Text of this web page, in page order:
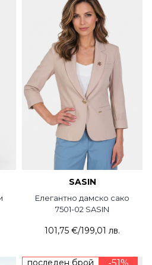
SASIN
Елегантно дамско сако
7501-02 SASIN
101,75 €/199,01 лв.
последен брой